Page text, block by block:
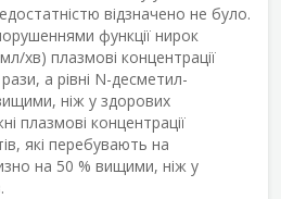
відзначено не було.
функції нирок
хв) плазмові концентрації
а рівні N-десметил-
ніж у здорових
плазмові концентрації
які перебувають на
на 50 % вищими, ніж у